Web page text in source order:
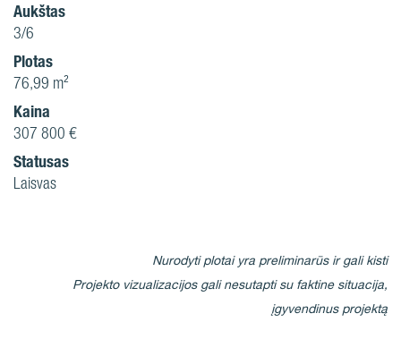
Aukštas
3/6
Plotas
76,99 m²
Kaina
307 800 €
Statusas
Laisvas
Nurodyti plotai yra preliminarūs ir gali kisti
Projekto vizualizacijos gali nesutapti su faktine situacija,
įgyvendinus projektą